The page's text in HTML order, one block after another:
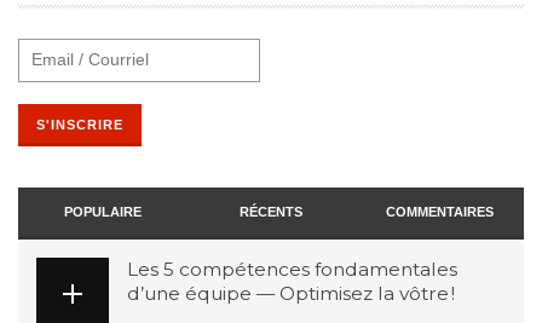
POPULAIRE RÉCENTS COMMENTAIRES
Les 5 compétences fondamentales
d’une équipe — Optimisez la vôtre !